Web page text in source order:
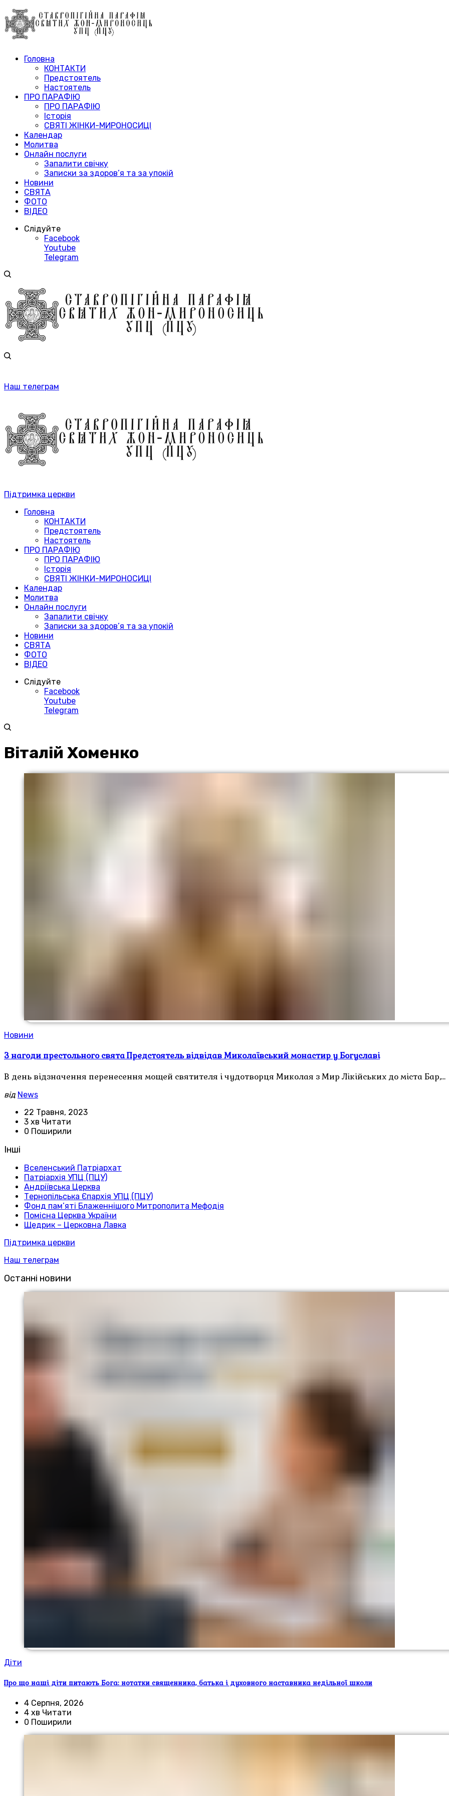
Головна
КОНТАКТИ
Предстоятель
Настоятель
ПРО ПАРАФІЮ
ПРО ПАРАФІЮ
Історія
СВЯТІ ЖІНКИ-МИРОНОСИЦІ
Календар
Молитва
Онлайн послуги
Запалити свічку
Записки за здоров’я та за упокій
Новини
СВЯТА
ФОТО
ВІДЕО
Слідуйте
Facebook
Youtube
Telegram
Наш телеграм
Підтримка церкви
Головна
КОНТАКТИ
Предстоятель
Настоятель
ПРО ПАРАФІЮ
ПРО ПАРАФІЮ
Історія
СВЯТІ ЖІНКИ-МИРОНОСИЦІ
Календар
Молитва
Онлайн послуги
Запалити свічку
Записки за здоров’я та за упокій
Новини
СВЯТА
ФОТО
ВІДЕО
Слідуйте
Facebook
Youtube
Telegram
Віталій Хоменко
Новини
З нагоди престольного свята Предстоятель відвідав Миколаївський монастир у Богуславі
В день відзначення перенесення мощей святителя i чудотворця Миколая з Мир Лікійських до міста Бар,…
від News
22 Травня, 2023
3 хв Читати
0 Поширили
Інші
Вселенський Патріархат
Патріархія УПЦ (ПЦУ)
Андріївська Церква
Тернопільська Єпархія УПЦ (ПЦУ)
Фонд пам’яті Блаженнішого Митрополита Мефодія
Помісна Церква України
Щедрик – Церковна Лавка
Підтримка церкви
Наш телеграм
Останні новини
Діти
Про що наші діти питають Бога: нотатки священника, батька і духовного наставника недільної школи
4 Серпня, 2026
4 хв Читати
0 Поширили